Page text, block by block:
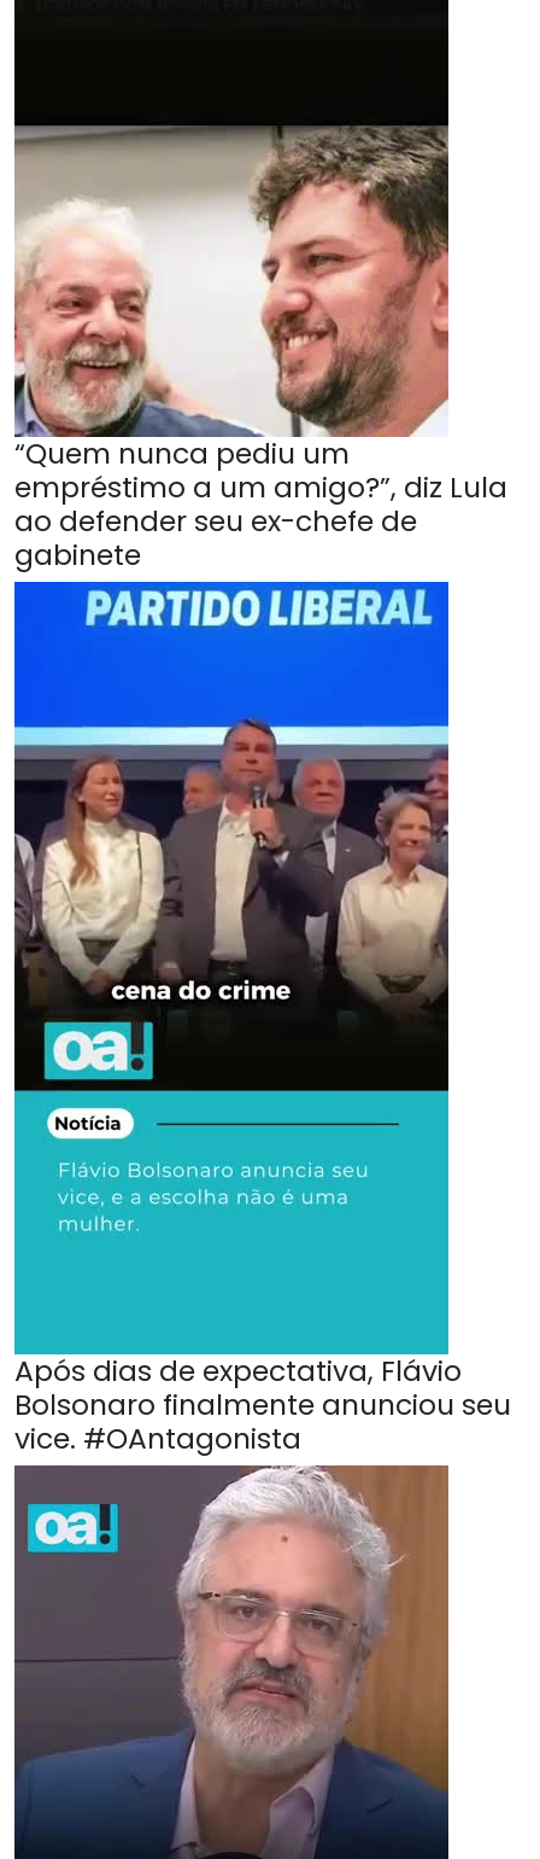
“Quem nunca pediu um
empréstimo a um amigo?”, diz Lula
ao defender seu ex-chefe de
gabinete
Após dias de expectativa, Flávio
Bolsonaro finalmente anunciou seu
vice. #OAntagonista